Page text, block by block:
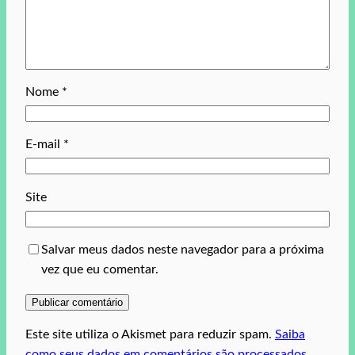
Nome *
E-mail *
Site
Salvar meus dados neste navegador para a próxima
vez que eu comentar.
Este site utiliza o Akismet para reduzir spam. Saiba